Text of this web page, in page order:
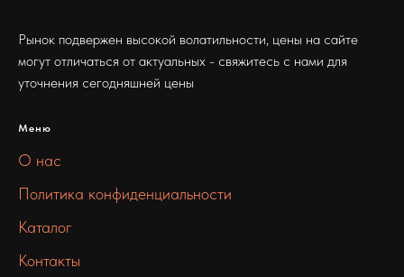
Рынок подвержен высокой волатильности, цены на сайте
могут отличаться от актуальных - свяжитесь с нами для
уточнения сегодняшней цены
Меню
О нас
Политика конфиденциальности
Каталог
Контакты